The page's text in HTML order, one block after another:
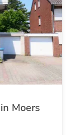
Moers